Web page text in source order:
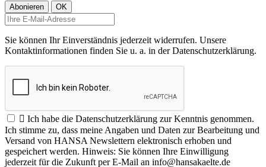
Sie können Ihr Einverständnis jederzeit widerrufen. Unsere
Kontaktinformationen finden Sie u. a. in der Datenschutzerklärung.
 Ich habe die Datenschutzerklärung zur Kenntnis genommen.
Ich stimme zu, dass meine Angaben und Daten zur Bearbeitung und
Versand von HANSA Newslettern elektronisch erhoben und
gespeichert werden. Hinweis: Sie können Ihre Einwilligung
jederzeit für die Zukunft per E-Mail an info@hansakaelte.de